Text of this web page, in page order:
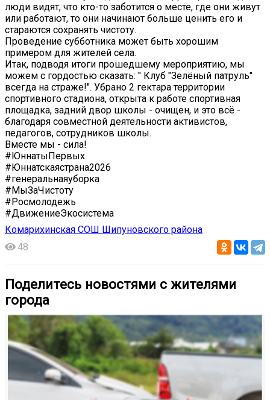
люди видят, что кто-то заботится о месте, где они живут
или работают, то они начинают больше ценить его и
стараются сохранять чистоту.
Проведение субботника может быть хорошим
примером для жителей села.
Итак, подводя итоги прошедшему мероприятию, мы
можем с гордостью сказать: " Клуб "Зелёный патруль"
всегда на страже!". Убрано 2 гектара территории
спортивного стадиона, открыта к работе спортивная
площадка, задний двор школы - очищен, и это всё -
благодаря совместной деятельности активистов,
педагогов, сотрудников школы.
Вместе мы - сила!
#ЮннатыПервых
#Юннатскаястрана2026
#генеральнаяуборка
#МыЗаЧистоту
#Росмолодежь
#ДвижениеЭкосистема
Комарихинская СОШ Шипуновского района
48
Поделитесь новостями с жителями
города